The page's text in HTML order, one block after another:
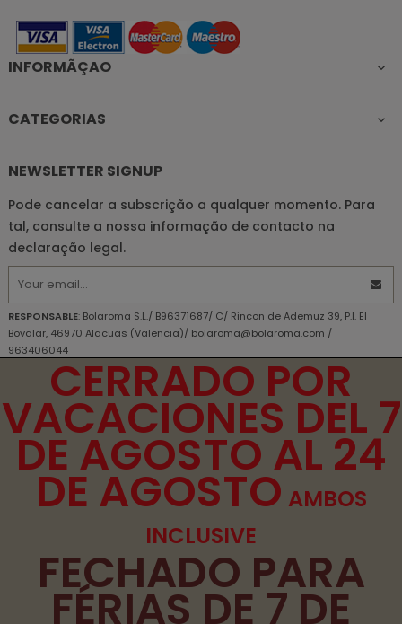
CERRADO POR
VACACIONES DEL 7
DE AGOSTO AL 24
DE AGOSTO AMBOS
INCLUSIVE
FECHADO PARA
FÉRIAS DE 7 DE
INFORMÃÇAO 
CATEGORIAS 
NEWSLETTER SIGNUP
Pode cancelar a subscrição a qualquer momento. Para
tal, consulte a nossa informação de contacto na
declaração legal.
RESPONSABLE: Bolaroma S.L./ B96371687/ C/ Rincon de Ademuz 39, P.I. El
Bovalar, 46970 Alacuas (Valencia)/ bolaroma@bolaroma.com /
963406044
OBJETIVO PRINCIPAL: Responda às perguntas e envie as informações
solicitadas.
DIREITOS
: DIREITOS Acesso, retificação, exclusão e portabilidade de seus
dados, de limitação e oposição ao seu processamento, além de não estar
sujeito a decisões baseadas apenas no processamento automatizado de
seus dados, quando apropriado.
INFORMAÇÕES ADICIONAIS
: Você pode consultar informações adicionais e
detalhadas sobre nossa Política de Privacidadeaqui
concordo com o tratamento que será feito com meus dados
pessoais.
Li e aceito os termos e condições de usoe a política de
privacidade